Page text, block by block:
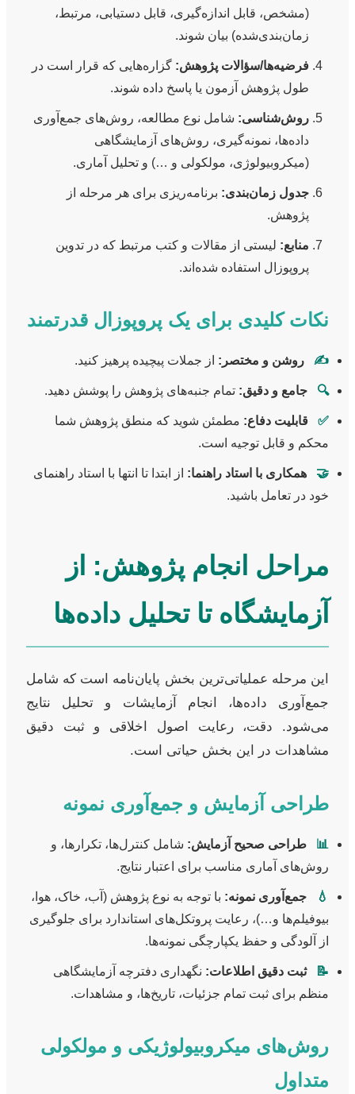
(مشخص، قابل اندازه‌گیری، قابل دستیابی، مرتبط،
زمان‌بندی‌شده) بیان شوند.
فرضیه‌ها/سؤالات پژوهش: گزاره‌هایی که قرار است در
طول پژوهش آزمون یا پاسخ داده شوند.
روش‌شناسی: شامل نوع مطالعه، روش‌های جمع‌آوری
داده‌ها، نمونه‌گیری، روش‌های آزمایشگاهی
(میکروبیولوژی، مولکولی و …) و تحلیل آماری.
جدول زمان‌بندی: برنامه‌ریزی برای هر مرحله از
پژوهش.
منابع: لیستی از مقالات و کتب مرتبط که در تدوین
پروپوزال استفاده شده‌اند.
نکات کلیدی برای یک پروپوزال قدرتمند
✍️ روشن و مختصر: از جملات پیچیده پرهیز کنید.
🔍 جامع و دقیق: تمام جنبه‌های پژوهش را پوشش دهید.
✅ قابلیت دفاع: مطمئن شوید که منطق پژوهش شما
محکم و قابل توجیه است.
🤝 همکاری با استاد راهنما: از ابتدا تا انتها با استاد راهنمای
خود در تعامل باشید.
مراحل انجام پژوهش: از
آزمایشگاه تا تحلیل داده‌ها
این مرحله عملیاتی‌ترین بخش پایان‌نامه است که شامل
جمع‌آوری داده‌ها، انجام آزمایشات و تحلیل نتایج
می‌شود. دقت، رعایت اصول اخلاقی و ثبت دقیق
مشاهدات در این بخش حیاتی است.
طراحی آزمایش و جمع‌آوری نمونه
📊 طراحی صحیح آزمایش: شامل کنترل‌ها، تکرارها، و
روش‌های آماری مناسب برای اعتبار نتایج.
💧 جمع‌آوری نمونه: با توجه به نوع پژوهش (آب، خاک، هوا،
بیوفیلم‌ها و…)، رعایت پروتکل‌های استاندارد برای جلوگیری
از آلودگی و حفظ یکپارچگی نمونه‌ها.
📝 ثبت دقیق اطلاعات: نگهداری دفترچه آزمایشگاهی
منظم برای ثبت تمام جزئیات، تاریخ‌ها، و مشاهدات.
روش‌های میکروبیولوژیکی و مولکولی
متداول